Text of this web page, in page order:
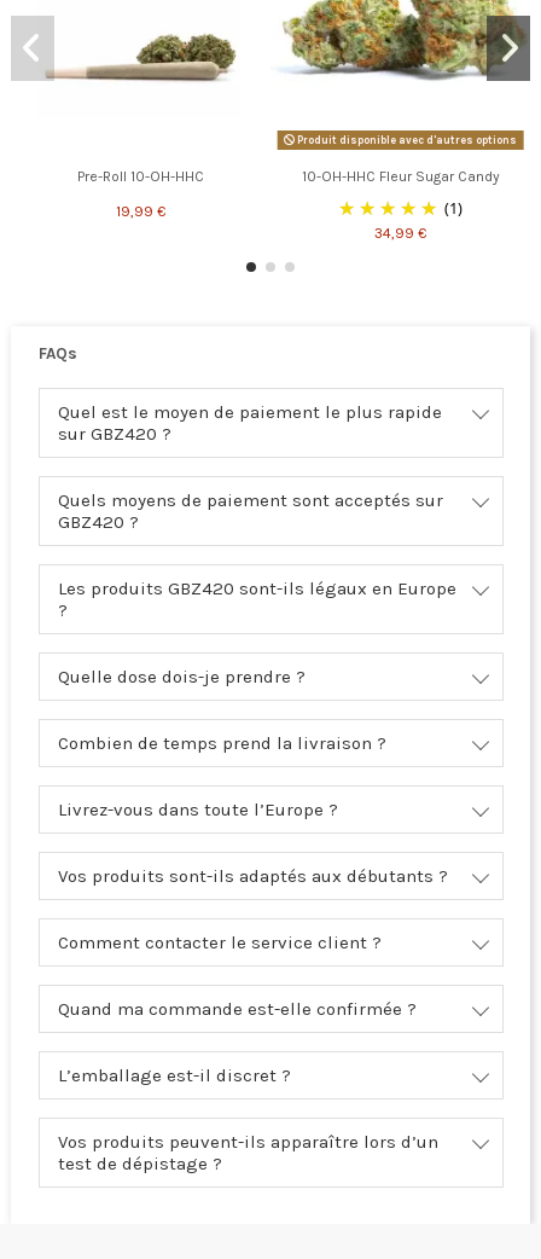
Pre-Roll 10-OH-HHC
19,99 €
Produit disponible avec d'autres options
10-OH-HHC Fleur Sugar Candy
(1)
34,99 €
FAQs
Quel est le moyen de paiement le plus rapide
sur GBZ420 ?
Quels moyens de paiement sont acceptés sur
GBZ420 ?
Les produits GBZ420 sont-ils légaux en Europe
?
Quelle dose dois-je prendre ?
Combien de temps prend la livraison ?
Livrez-vous dans toute l’Europe ?
Vos produits sont-ils adaptés aux débutants ?
Comment contacter le service client ?
Quand ma commande est-elle confirmée ?
L’emballage est-il discret ?
Vos produits peuvent-ils apparaître lors d’un
test de dépistage ?